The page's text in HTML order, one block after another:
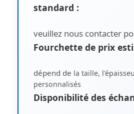
standard :
veuillez nous contacter
Fourchette de prix
dépend de la taille,
personnalisés
Disponibilité des